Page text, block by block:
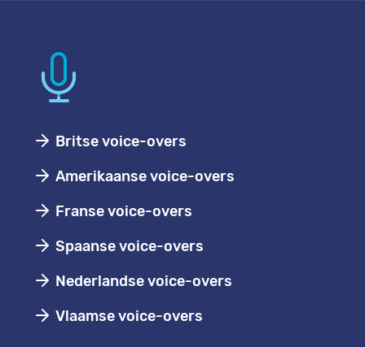
Britse voice-overs
Amerikaanse voice-overs
Franse voice-overs
Spaanse voice-overs
Nederlandse voice-overs
Vlaamse voice-overs